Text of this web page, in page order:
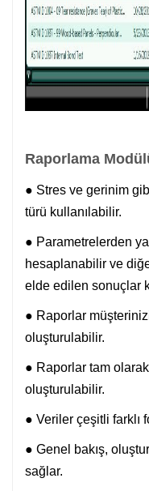
Raporlama
● Stres ve gerinim
türü kullanılabilir.
● Parametrelerden
hesaplanabilir ve
elde edilen sonuçlar
● Raporlar
oluşturulabilir.
● Raporlar tam
oluşturulabilir.
● Veriler çeşitli farklı
● Genel bakış,
sağlar.